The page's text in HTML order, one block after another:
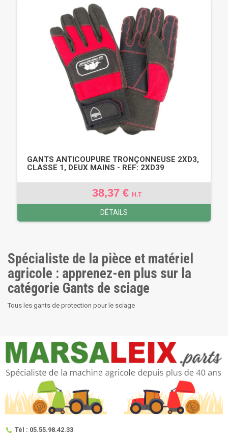
GANTS ANTICOUPURE TRONÇONNEUSE 2XD3,
CLASSE 1, DEUX MAINS - REF: 2XD39
38,37 € H.T
DÉTAILS
Spécialiste de la pièce et matériel
agricole : apprenez-en plus sur la
catégorie Gants de sciage
Tous les gants de protection pour le sciage
Tél : 05.55.98.42.33